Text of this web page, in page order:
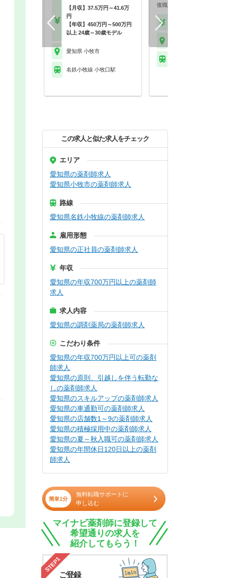
【月収】37.5万円～41.6万
円
【年収】450万円～500万円
以上 24歳～30歳モデル
愛知県 小牧市
名鉄小牧線 小牧口駅
復職支援も充実の安…
この求人と似た求人をチェック
エリア
愛知県の薬剤師求人
愛知県小牧市の薬剤師求人
路線
愛知県名鉄小牧線の薬剤師求人
雇用形態
愛知県の正社員の薬剤師求人
年収
愛知県の年収700万円以上の薬剤師
求人
求人内容
愛知県の調剤薬局の薬剤師求人
こだわり条件
愛知県の年収700万円以上可の薬剤
師求人
愛知県の原則、引越しを伴う転勤な
しの薬剤師求人
愛知県のスキルアップの薬剤師求人
愛知県の車通勤可の薬剤師求人
愛知県の店舗数1～9の薬剤師求人
愛知県の積極採用中の薬剤師求人
愛知県の夏～秋入職可の薬剤師求人
愛知県の年間休日120日以上の薬剤
師求人
簡単1分
無料転職サポートに
申し込む
マイナビ薬剤師に登録して
希望通りの求人を
紹介してもらう！
STEP1
ご登録